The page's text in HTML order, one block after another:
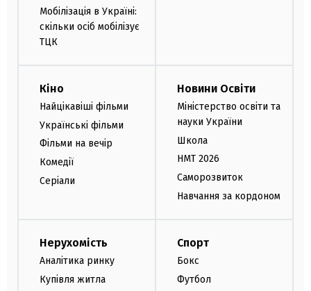
Мобілізація в Україні:
скільки осіб мобілізує
ТЦК
Кіно
Найцікавіші фільми
Українські фільми
Фільми на вечір
Комедії
Серіали
Новини Освіти
Міністерство освіти та
науки України
Школа
НМТ 2026
Саморозвиток
Навчання за кордоном
Нерухомість
Аналітика ринку
Купівля житла
Спорт
Бокс
Футбол